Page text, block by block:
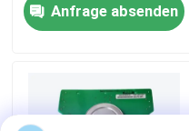
Werksbesichtigung
Qualitätskontrolle
Anfrage absenden